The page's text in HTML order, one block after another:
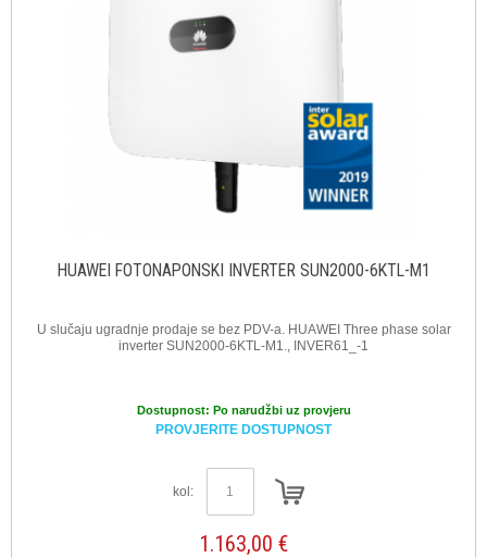
HUAWEI FOTONAPONSKI INVERTER SUN2000-6KTL-M1
U slučaju ugradnje prodaje se bez PDV-a. HUAWEI Three phase solar
inverter SUN2000-6KTL-M1., INVER61_-1
Dostupnost: Po narudžbi uz provjeru
PROVJERITE DOSTUPNOST
kol:
1.163,00 €